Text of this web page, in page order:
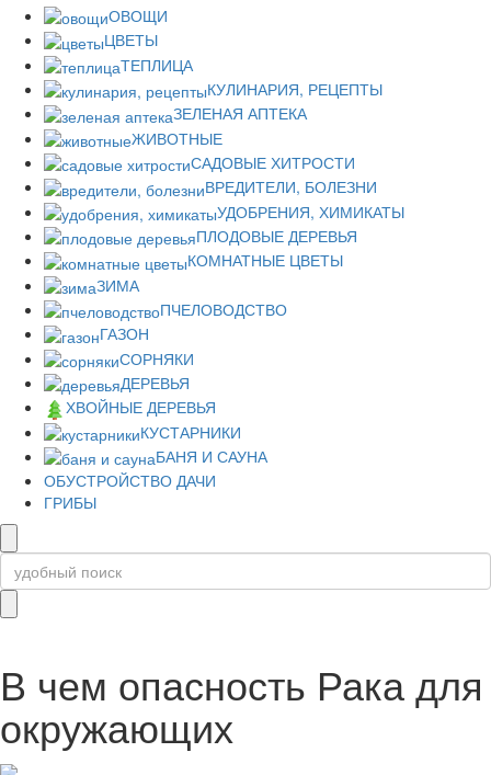
ОВОЩИ
ЦВЕТЫ
ТЕПЛИЦА
КУЛИНАРИЯ, РЕЦЕПТЫ
ЗЕЛЕНАЯ АПТЕКА
ЖИВОТНЫЕ
САДОВЫЕ ХИТРОСТИ
ВРЕДИТЕЛИ, БОЛЕЗНИ
УДОБРЕНИЯ, ХИМИКАТЫ
ПЛОДОВЫЕ ДЕРЕВЬЯ
КОМНАТНЫЕ ЦВЕТЫ
ЗИМА
ПЧЕЛОВОДСТВО
ГАЗОН
СОРНЯКИ
ДЕРЕВЬЯ
ХВОЙНЫЕ ДЕРЕВЬЯ
КУСТАРНИКИ
БАНЯ И САУНА
ОБУСТРОЙСТВО ДАЧИ
ГРИБЫ
В чем опасность Рака для
окружающих